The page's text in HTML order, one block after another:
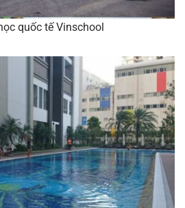
quốc tế Vinschool